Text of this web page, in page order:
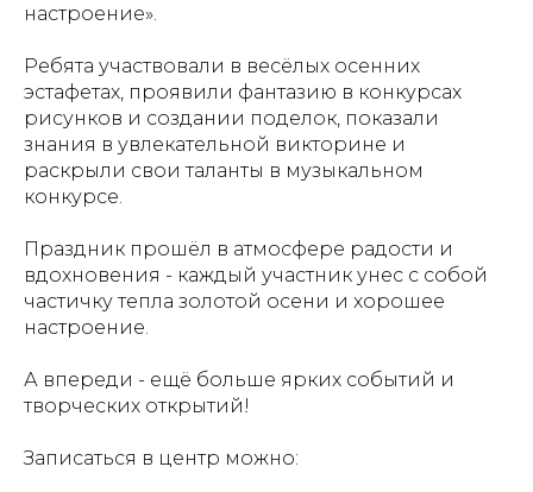
настроение».
Ребята участвовали в весёлых осенних
эстафетах, проявили фантазию в конкурсах
рисунков и создании поделок, показали
знания в увлекательной викторине и
раскрыли свои таланты в музыкальном
конкурсе.
Праздник прошёл в атмосфере радости и
вдохновения - каждый участник унес с собой
частичку тепла золотой осени и хорошее
настроение.
А впереди - ещё больше ярких событий и
творческих открытий!
Записаться в центр можно: